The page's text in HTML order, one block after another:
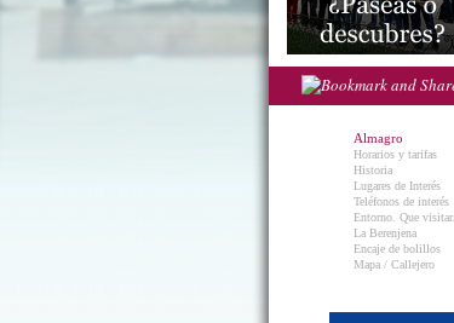
Almagro
Horarios y tarifas
Historia
Lugares de Interés
Teléfonos de interés
Entorno. Que visitar.
La Berenjena
Encaje de bolillos
Mapa / Callejero